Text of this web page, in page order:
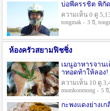
บ่อพี่ครรชิต พิกั
ความเห็น 0 ดู
tongmak - 3 ปี ,
ห้องครัวสยามฟิชชิ่ง
เมนูอาหารจาน
าทอดท้าให้ลอง!
ความเห็น 10 ดู
mumkonmong - 5 ปี
กะพงแดงย่างเก